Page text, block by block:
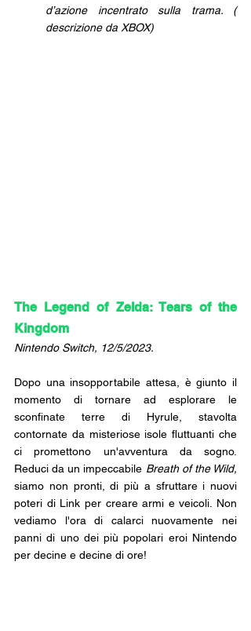
d’azione incentrato sulla trama. (
descrizione da XBOX)
The Legend of Zelda: Tears of the
Kingdom
Nintendo Switch, 12/5/2023.
Dopo una insopportabile attesa, è giunto il
momento di tornare ad esplorare le
sconfinate terre di Hyrule, stavolta
contornate da misteriose isole fluttuanti che
ci promettono un'avventura da sogno.
Reduci da un impeccabile
siamo non pronti, di più a sfruttare i nuovi
poteri di Link per creare armi e veicoli. Non
vediamo l'ora di calarci nuovamente nei
panni di uno dei più popolari eroi Nintendo
per decine e decine di ore!